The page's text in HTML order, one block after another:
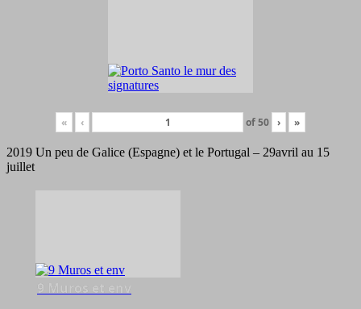
« ‹ of50 › »
2019 Un peu de Galice (Espagne) et le Portugal – 29avril au 15
juillet
9 Muros et env